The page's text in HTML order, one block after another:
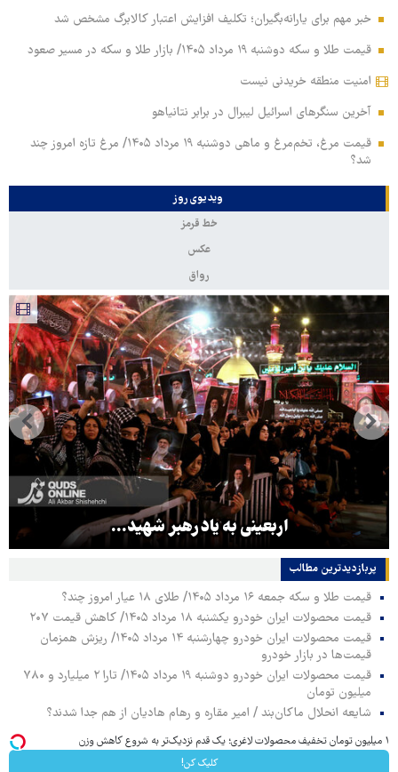
خبر مهم برای یارانه‌بگیران؛ تکلیف افزایش اعتبار کالابرگ مشخص شد
قیمت طلا و سکه دوشنبه ۱۹ مرداد ۱۴۰۵/ بازار طلا و سکه در مسیر صعود
امنیت منطقه خریدنی نیست
آخرین سنگرهای اسرائیل لیبرال در برابر نتانیاهو
قیمت مرغ، تخم‌مرغ و ماهی دوشنبه ۱۹ مرداد ۱۴۰۵/ مرغ تازه امروز چند
شد؟
ویدیوی روز
خط قرمز
عکس
رواق
اربعینی به یاد رهبر شهید...
پربازدیدترین‌ مطالب
قیمت طلا و سکه جمعه ۱۶ مرداد ۱۴۰۵/ طلای ۱۸ عیار امروز چند؟
قیمت محصولات ایران خودرو یکشنبه ۱۸ مرداد ۱۴۰۵/ کاهش قیمت ۲۰۷
قیمت محصولات ایران خودرو چهارشنبه ۱۴ مرداد ۱۴۰۵/ ریزش همزمان
قیمت‌ها در بازار خودرو
قیمت محصولات ایران خودرو دوشنبه ۱۹ مرداد ۱۴۰۵/ تارا ۲ میلیارد و ۷۸۰
میلیون تومان
شایعه انحلال ماکان‌بند / امیر مقاره و رهام هادیان از هم جدا شدند؟
۱ میلیون تومان تخفیف محصولات لاغری؛ یک قدم نزدیک‌تر به شروع کاهش وزن
کلیک کن!